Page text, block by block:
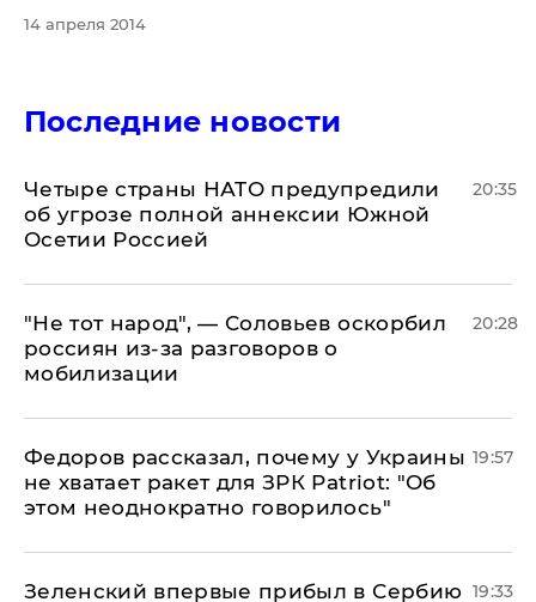
14 апреля 2014
Последние новости
Четыре страны НАТО предупредили
об угрозе полной аннексии Южной
Осетии Россией
20:35
​"Не тот народ", — Соловьев оскорбил
россиян из-за разговоров о
мобилизации
20:28
Федоров рассказал, почему у Украины
не хватает ракет для ЗРК Patriot: "Об
этом неоднократно говорилось"
19:57
Зеленский впервые прибыл в Сербию 19:33